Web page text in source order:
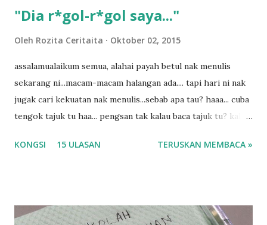
"Dia r*gol-r*gol saya..."
Oleh Rozita Ceritaita Oktober 02, 2015
assalamualaikum semua, alahai payah betul nak menulis
sekarang ni...macam-macam halangan ada.... tapi hari ni nak
jugak cari kekuatan nak menulis...sebab apa tau? haaa... cuba
tengok tajuk tu haa... pengsan tak kalau baca tajuk tu? kalau
tau? yang sebut tu anak aku....diulangi ANAK AKU ....adoiiii
balik keja aku ajak la shah singgah Giant beli barang
KONGSI 15 ULASAN TERUSKAN MEMBACA »